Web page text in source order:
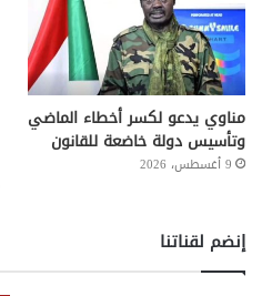
مناوي يدعو لكسر أخطاء الماضي
وتأسيس دولة خاضعة للقانون
9 أغسطس، 2026
إنضم لقناتنا